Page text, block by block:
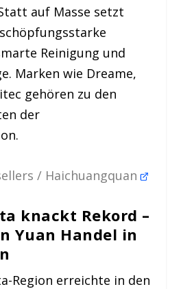
auf Masse setzt
Reinigung und
Marken wie Dreame,
gehören zu den
der
/ Haichuangquan
knackt Rekord –
Yuan Handel in
Region erreichte in den